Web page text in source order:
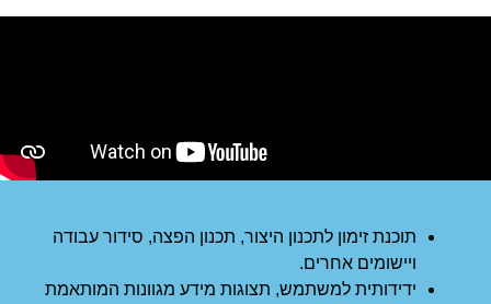
תוכנת זימון לתכנון היצור, תכנון הפצה, סידור עבודה
ויישומים אחרים.
ידידותית למשתמש, תצוגות מידע מגוונות המותאמת